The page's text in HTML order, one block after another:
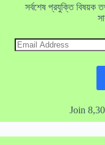
সর্বশেষ প্রযুক্তি বিষয়ক
Email
Address
Join